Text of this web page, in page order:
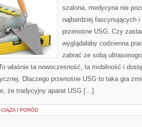
szalona, medycyna nie
najbardziej fascynujących
przenośne USG. Czy
wyglądałaby codzienna
zabrać ze sobą
właśnie ta nowoczesność, ta mobilność i
Dlaczego przenośne USG to taka gra
że tradycyjny aparat USG […]
CIĄŻA I PORÓD